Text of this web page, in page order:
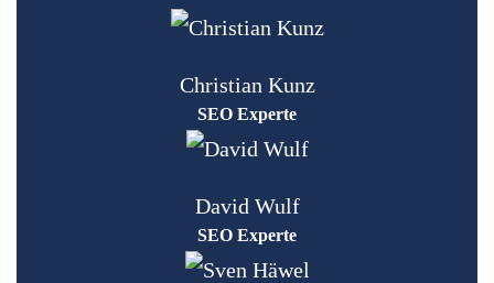
Christian Kunz
SEO Experte
David Wulf
SEO Experte